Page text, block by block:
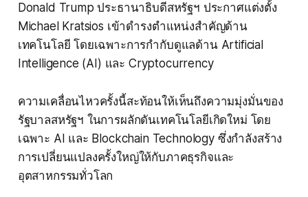
Donald Trump ประธานาธิบดีสหรัฐฯ ประกาศแต่งตั้ง
Michael Kratsios เข้าดำรงตำแหน่งสำคัญด้าน
เทคโนโลยี โดยเฉพาะการกำกับดูแลด้าน Artificial
Intelligence (AI) และ Cryptocurrency
ความเคลื่อนไหวครั้งนี้สะท้อนให้เห็นถึงความมุ่งมั่นของ
รัฐบาลสหรัฐฯ ในการผลักดันเทคโนโลยีเกิดใหม่ โดย
เฉพาะ AI และ Blockchain Technology ซึ่งกำลังสร้าง
การเปลี่ยนแปลงครั้งใหญ่ให้กับภาคธุรกิจและ
อุตสาหกรรมทั่วโลก